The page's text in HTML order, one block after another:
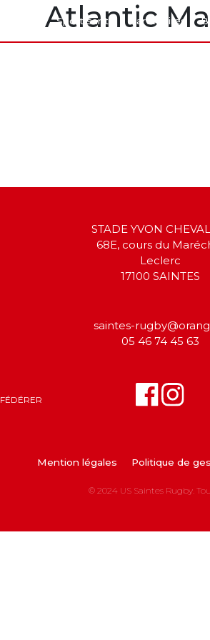
Sport santé Partenaires
Atlantic
FÉDÉRER
STADE YVON
68E, cours du
Leclerc
17100 SAINTES
saintes-
05 46 74 45 63
Mention légales Politique de
© 2024 US Saintes Rugby.